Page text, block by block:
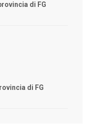
di FG
di FG